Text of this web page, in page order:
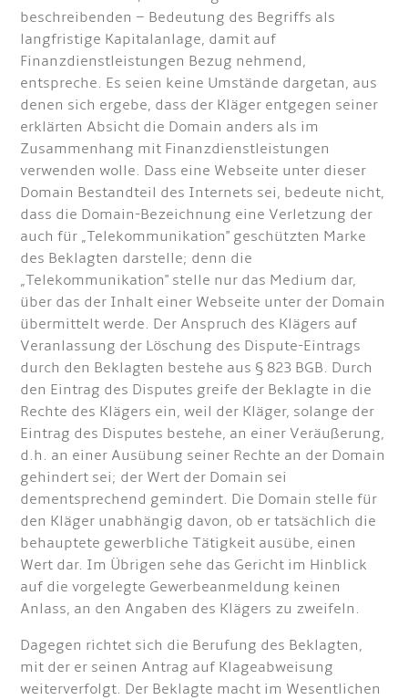
beschreibenden – Bedeutung des Begriffs als
langfristige Kapitalanlage, damit auf
Finanzdienstleistungen Bezug nehmend,
entspreche. Es seien keine Umstände dargetan, aus
denen sich ergebe, dass der Kläger entgegen seiner
erklärten Absicht die Domain anders als im
Zusammenhang mit Finanzdienstleistungen
verwenden wolle. Dass eine Webseite unter dieser
Domain Bestandteil des Internets sei, bedeute nicht,
dass die Domain-Bezeichnung eine Verletzung der
auch für „Telekommunikation" geschützten Marke
des Beklagten darstelle; denn die
„Telekommunikation" stelle nur das Medium dar,
über das der Inhalt einer Webseite unter der Domain
übermittelt werde. Der Anspruch des Klägers auf
Veranlassung der Löschung des Dispute-Eintrags
durch den Beklagten bestehe aus § 823 BGB. Durch
den Eintrag des Disputes greife der Beklagte in die
Rechte des Klägers ein, weil der Kläger, solange der
Eintrag des Disputes bestehe, an einer Veräußerung,
d.h. an einer Ausübung seiner Rechte an der Domain
gehindert sei; der Wert der Domain sei
dementsprechend gemindert. Die Domain stelle für
den Kläger unabhängig davon, ob er tatsächlich die
behauptete gewerbliche Tätigkeit ausübe, einen
Wert dar. Im Übrigen sehe das Gericht im Hinblick
auf die vorgelegte Gewerbeanmeldung keinen
Anlass, an den Angaben des Klägers zu zweifeln.
Dagegen richtet sich die Berufung des Beklagten,
mit der er seinen Antrag auf Klageabweisung
weiterverfolgt. Der Beklagte macht im Wesentlichen